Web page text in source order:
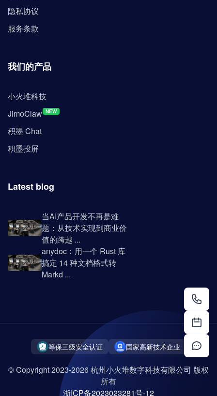
隐私协议
服务条款
我们的产品
小火堆科技
JimoClaw NEW
积墨 Chat
积墨投屏
Latest blog
当AI产品开发不再是难
题：从技术实现到商业价
值的跨越 ...
anydoc：用一个 Rust 库
搞定 14 种文档格式转
Markd ...
等保三级安全认证 国家高新技术企业
© Copyright 2023-2026 杭州小火堆数字科技有限公司 版权
所有
浙ICP备2023023281号-12